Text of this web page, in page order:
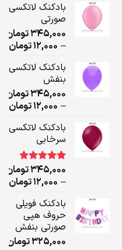
بادکنک لاتکسی
صورتی
345,000تومان
–
12,000تومان
بادکنک لاتکسی
بنفش
345,000تومان
–
12,000تومان
بادکنک لاتکسی
سرخابی
امتیاز5.00
1
مشتری
345,000تومان
–
12,000تومان
بادکنک فویلی
حروف هپی
صورتی بنفش
325,000تومان